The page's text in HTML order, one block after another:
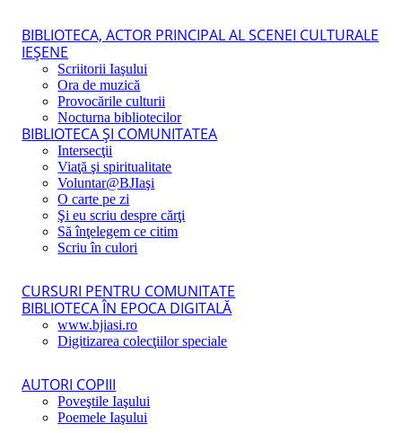
BIBLIOTECA, ACTOR PRINCIPAL AL SCENEI CULTURALE
IEŞENE
Scriitorii Iaşului
Ora de muzică
Provocările culturii
Nocturna bibliotecilor
BIBLIOTECA ŞI COMUNITATEA
Intersecţii
Viaţă şi spiritualitate
Voluntar@BJIaşi
O carte pe zi
Şi eu scriu despre cărţi
Să înţelegem ce citim
Scriu în culori
CURSURI PENTRU COMUNITATE
BIBLIOTECA ÎN EPOCA DIGITALĂ
www.bjiasi.ro
Digitizarea colecţiilor speciale
AUTORI COPIII
Poveştile Iaşului
Poemele Iaşului